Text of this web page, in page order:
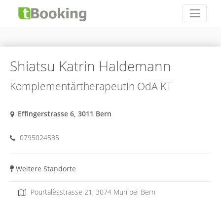
Shiatsu Katrin Haldemann
Komplementärtherapeutin OdA KT
Effingerstrasse 6, 3011 Bern
0795024535
Weitere Standorte
Pourtalèsstrasse 21, 3074 Muri bei Bern